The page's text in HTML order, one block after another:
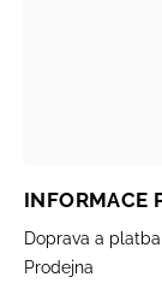
INFORMACE
Doprava a platba
Prodejna